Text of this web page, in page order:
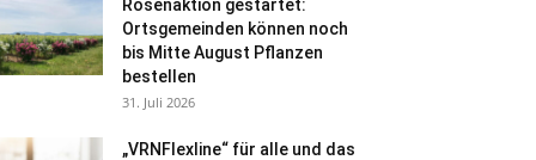
Rosenaktion gestartet:
Ortsgemeinden können noch
bis Mitte August Pflanzen
bestellen
31. Juli 2026
„VRNFlexline“ für alle und das